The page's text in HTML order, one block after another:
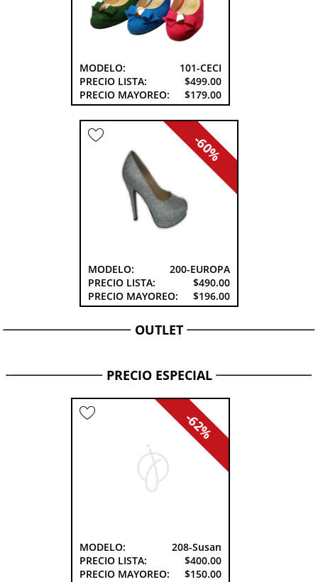
MODELO:
101-CECI
PRECIO LISTA:
$499.00
PRECIO MAYOREO:
$179.00
-60%
MODELO:
200-EUROPA
PRECIO LISTA:
$490.00
PRECIO MAYOREO:
$196.00
OUTLET
PRECIO ESPECIAL
-62%
MODELO:
208-Susan
PRECIO LISTA:
$400.00
PRECIO MAYOREO:
$150.00